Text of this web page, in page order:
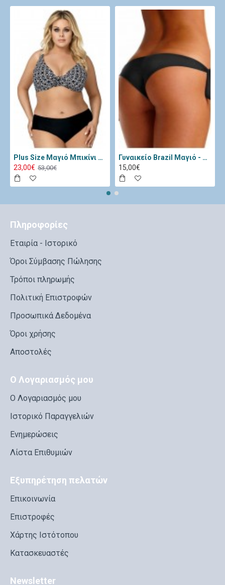
Plus Size Μαγιό Μπικίνι Lorin Μαύρο Λευκό L-3065
23,00€ 53,00€
Γυναικείο Brazil Μαγιό - Katia Μαύρο 11334-Black
15,00€
Πληροφορίες
Εταιρία - Ιστορικό
Όροι Σύμβασης Πώλησης
Τρόποι πληρωμής
Πολιτική Επιστροφών
Προσωπικά Δεδομένα
Όροι χρήσης
Αποστολές
Ο Λογαριασμός μου
Ο Λογαριασμός μου
Ιστορικό Παραγγελιών
Ενημερώσεις
Λίστα Επιθυμιών
Εξυπηρέτηση πελατών
Επικοινωνία
Επιστροφές
Χάρτης Ιστότοπου
Κατασκευαστές
Newsletter